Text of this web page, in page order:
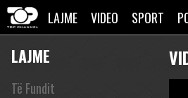
LAJME VIDEO SPORT
LAJME
Të Fundit